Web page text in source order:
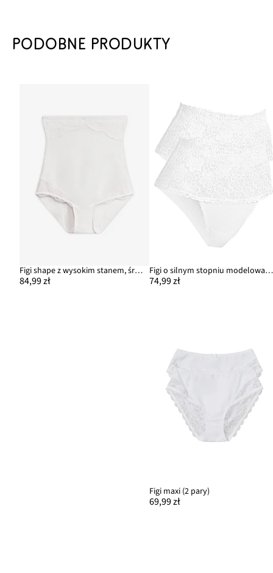
PODOBNE PRODUKTY
Figi shape z wysokim stanem, średni stopień modelowania, z ozdobnymi detalami
84,99 zł
Figi o silnym stopniu modelowania sylwetki (2 pary)
74,99 zł
Figi maxi (2 pary)
69,99 zł